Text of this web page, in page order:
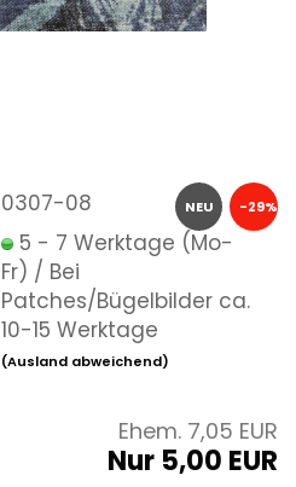
NEU -29%
0307-08
5 - 7 Werktage (Mo-
Fr) / Bei
Patches/Bügelbilder ca.
10-15 Werktage
(Ausland abweichend)
Ehem. 7,05 EUR
Nur 5,00 EUR